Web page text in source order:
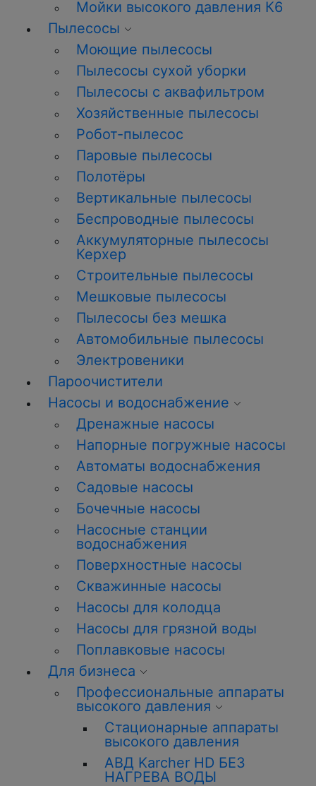
Мойки высокого давления К6
Пылесосы
Моющие пылесосы
Пылесосы сухой уборки
Пылесосы с аквафильтром
Хозяйственные пылесосы
Робот-пылесос
Паровые пылесосы
Полотёры
Вертикальные пылесосы
Беспроводные пылесосы
Аккумуляторные пылесосы
Керхер
Строительные пылесосы
Мешковые пылесосы
Пылесосы без мешка
Автомобильные пылесосы
Электровеники
Пароочистители
Насосы и водоснабжение
Дренажные насосы
Напорные погружные насосы
Автоматы водоснабжения
Садовые насосы
Бочечные насосы
Насосные станции
водоснабжения
Поверхностные насосы
Скважинные насосы
Насосы для колодца
Насосы для грязной воды
Поплавковые насосы
Для бизнеса
Профессиональные аппараты
высокого давления
Стационарные аппараты
высокого давления
АВД Karcher HD БЕЗ
НАГРЕВА ВОДЫ